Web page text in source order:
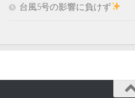
台風5号の影響に負けず